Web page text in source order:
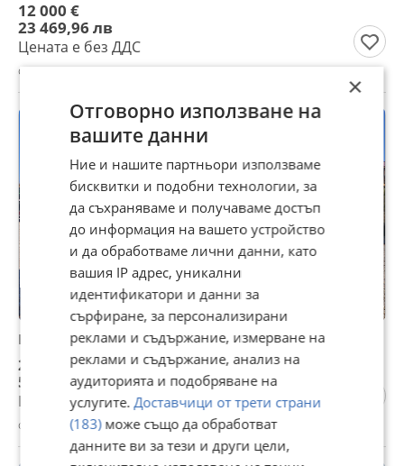
12 000 €
23 469,96 лв
Цената е без ДДС
с. Калояново, Пловдив, 04 август
Балировачка Krone COMPRIMA V 150 XC
29 144,17 €
57 001,04 лв
Цената е без ДДС
с. Калояново, Пловдив, 04 август
×
Отговорно използване на
вашите данни
Ние и нашите партньори използваме
бисквитки и подобни технологии, за
да съхраняваме и получаваме достъп
до информация на вашето устройство
и да обработваме лични данни, като
вашия IP адрес, уникални
идентификатори и данни за
сърфиране, за персонализирани
реклами и съдържание, измерване на
реклами и съдържание, анализ на
аудиторията и подобряване на
услугите.Доставчици от трети страни
(183)може също да обработват
данните ви за тези и други цели,